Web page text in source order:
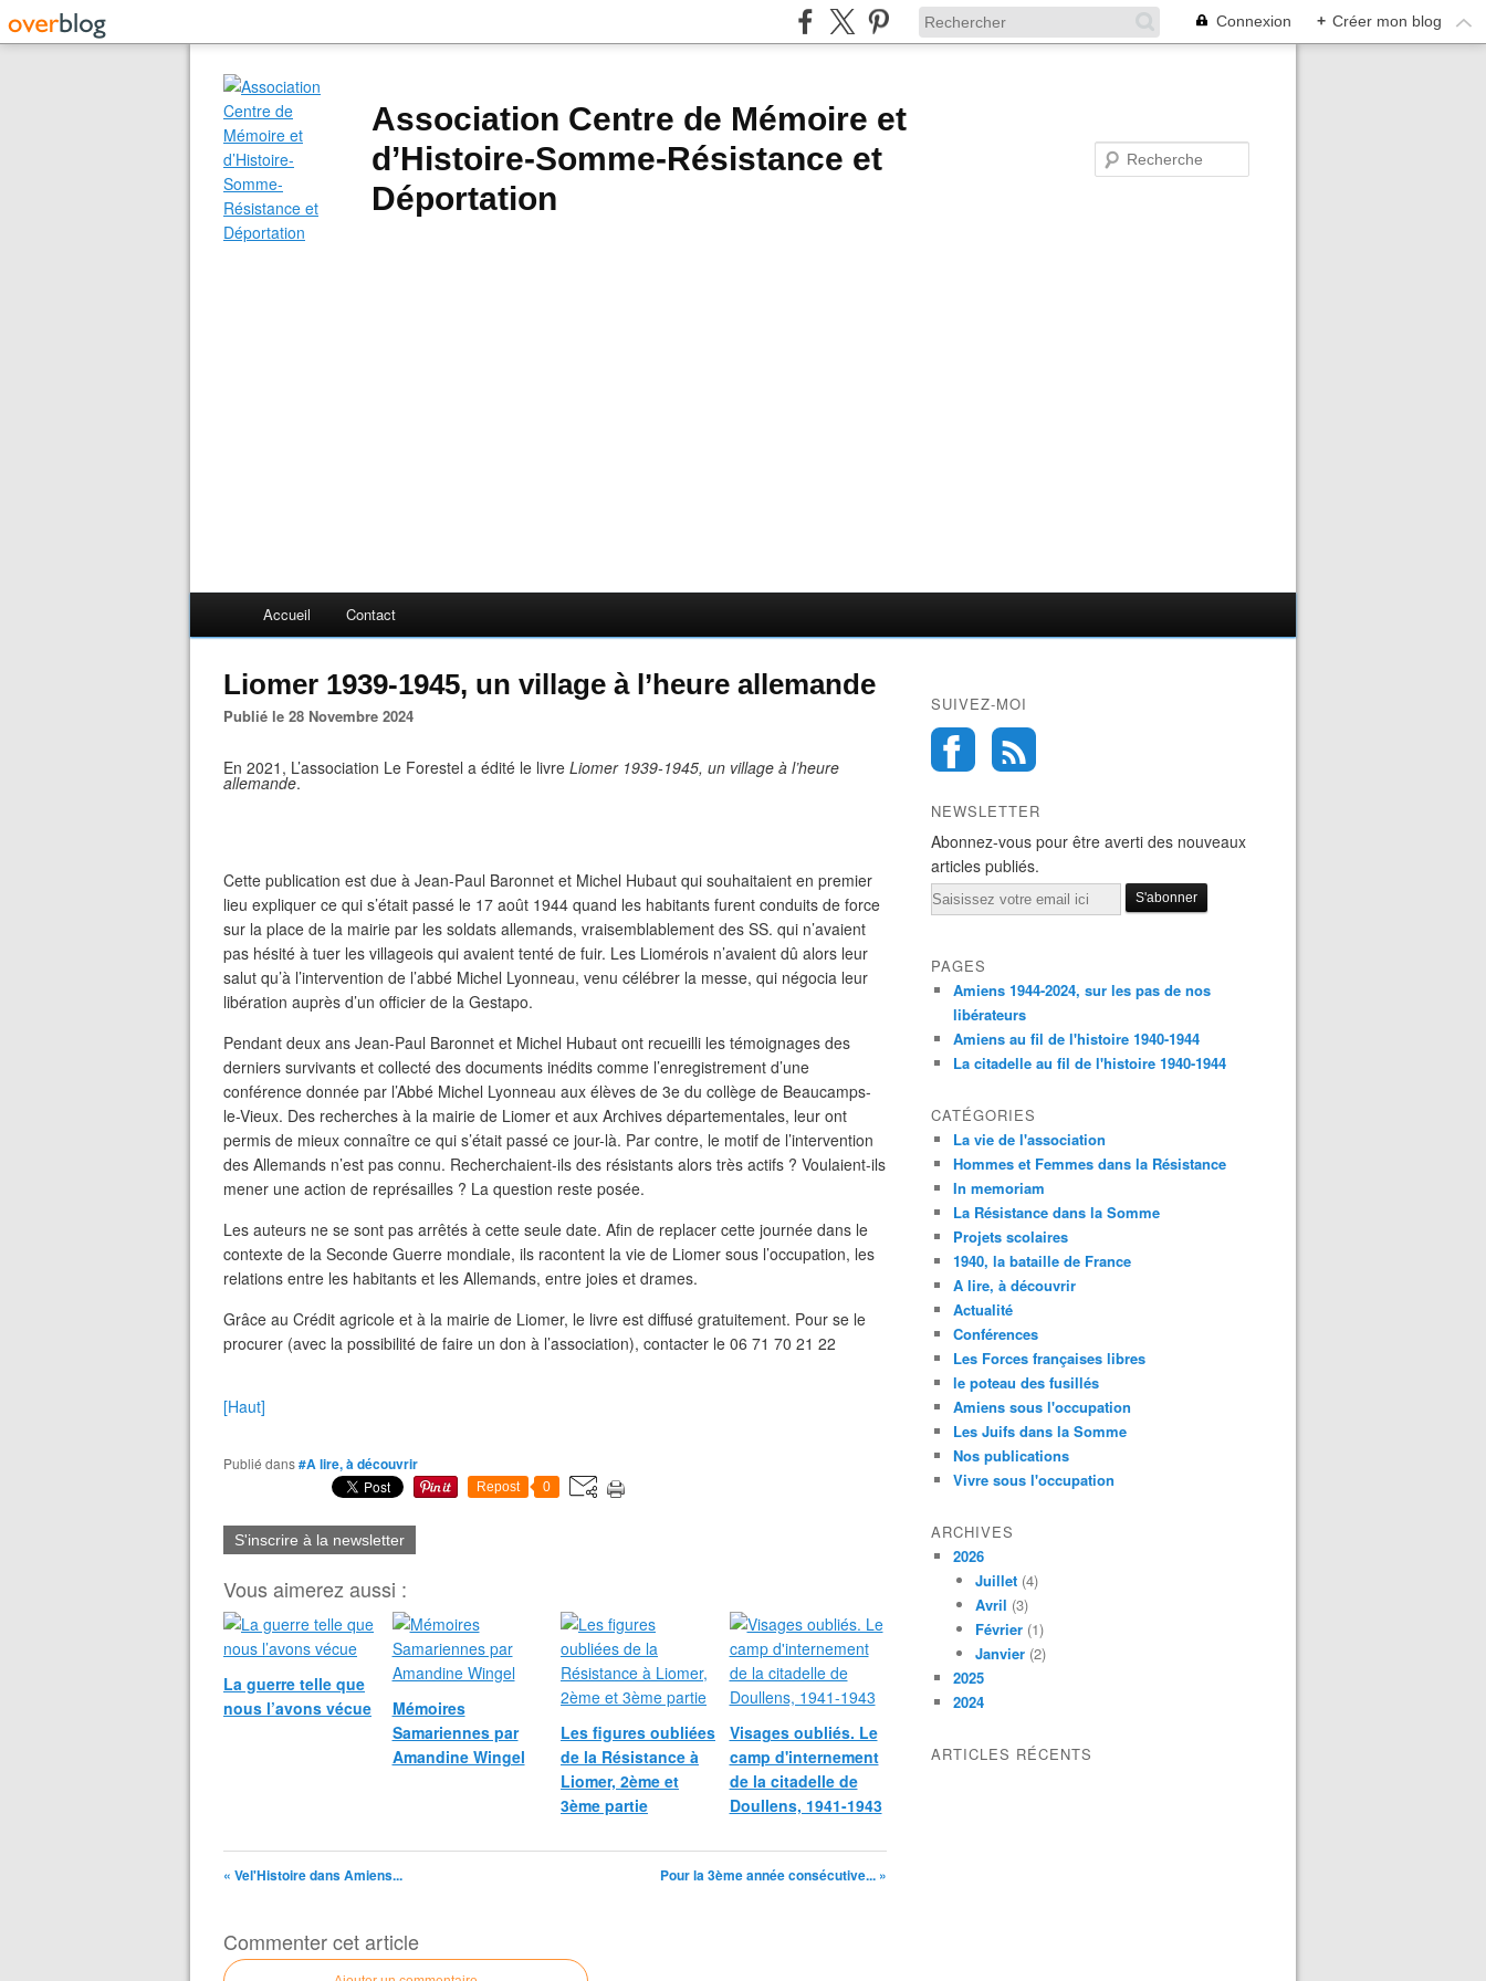
Connexion + Créer mon blog
Association Centre de Mémoire et
d’Histoire-Somme-Résistance et
Déportation
Accueil Contact
Liomer 1939-1945, un village à l’heure allemande
Publié le 28 Novembre 2024
En 2021, L’association Le Forestel a édité le livre Liomer 1939-1945, un village à l’heure
allemande.
Cette publication est due à Jean-Paul Baronnet et Michel Hubaut qui souhaitaient en premier
lieu expliquer ce qui s’était passé le 17 août 1944 quand les habitants furent conduits de force
sur la place de la mairie par les soldats allemands, vraisemblablement des SS. qui n’avaient
pas hésité à tuer les villageois qui avaient tenté de fuir. Les Liomérois n’avaient dû alors leur
salut qu’à l’intervention de l’abbé Michel Lyonneau, venu célébrer la messe, qui négocia leur
libération auprès d’un officier de la Gestapo.
Pendant deux ans Jean-Paul Baronnet et Michel Hubaut ont recueilli les témoignages des
derniers survivants et collecté des documents inédits comme l’enregistrement d’une
conférence donnée par l’Abbé Michel Lyonneau aux élèves de 3e du collège de Beaucamps-
le-Vieux. Des recherches à la mairie de Liomer et aux Archives départementales, leur ont
permis de mieux connaître ce qui s’était passé ce jour-là. Par contre, le motif de l’intervention
des Allemands n’est pas connu. Recherchaient-ils des résistants alors très actifs ? Voulaient-ils
mener une action de représailles ? La question reste posée.
Les auteurs ne se sont pas arrêtés à cette seule date. Afin de replacer cette journée dans le
contexte de la Seconde Guerre mondiale, ils racontent la vie de Liomer sous l’occupation, les
relations entre les habitants et les Allemands, entre joies et drames.
Grâce au Crédit agricole et à la mairie de Liomer, le livre est diffusé gratuitement. Pour se le
procurer (avec la possibilité de faire un don à l’association), contacter le 06 71 70 21 22
[Haut]
Publié dans#A lire, à découvrir
Repost 0
S'inscrire à la newsletter
Vous aimerez aussi :
La guerre telle que
nous l’avons vécue
Mémoires
Samariennes par
Amandine Wingel
Les figures oubliées
de la Résistance à
Liomer, 2ème et
3ème partie
Visages oubliés. Le
camp d'internement
de la citadelle de
Doullens, 1941-1943
« Vel'Histoire dans Amiens... Pour la 3ème année consécutive... »
Commenter cet article
SUIVEZ-MOI
NEWSLETTER
Abonnez-vous pour être averti des nouveaux
articles publiés.
Email
PAGES
Amiens 1944-2024, sur les pas de nos
libérateurs
Amiens au fil de l'histoire 1940-1944
La citadelle au fil de l'histoire 1940-1944
CATÉGORIES
La vie de l'association
Hommes et Femmes dans la Résistance
In memoriam
La Résistance dans la Somme
Projets scolaires
1940, la bataille de France
A lire, à découvrir
Actualité
Conférences
Les Forces françaises libres
le poteau des fusillés
Amiens sous l'occupation
Les Juifs dans la Somme
Nos publications
Vivre sous l'occupation
ARCHIVES
2026
Juillet (4)
Avril (3)
Février (1)
Janvier (2)
2025
2024
ARTICLES RÉCENTS